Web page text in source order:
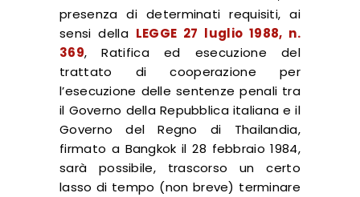
presenza di determinati requisiti, ai
sensi della LEGGE 27 luglio 1988, n.
369, Ratifica ed esecuzione del
trattato di cooperazione per
l’esecuzione delle sentenze penali tra
il Governo della Repubblica italiana e il
Governo del Regno di Thailandia,
firmato a Bangkok il 28 febbraio 1984,
sarà possibile, trascorso un certo
lasso di tempo (non breve) terminare